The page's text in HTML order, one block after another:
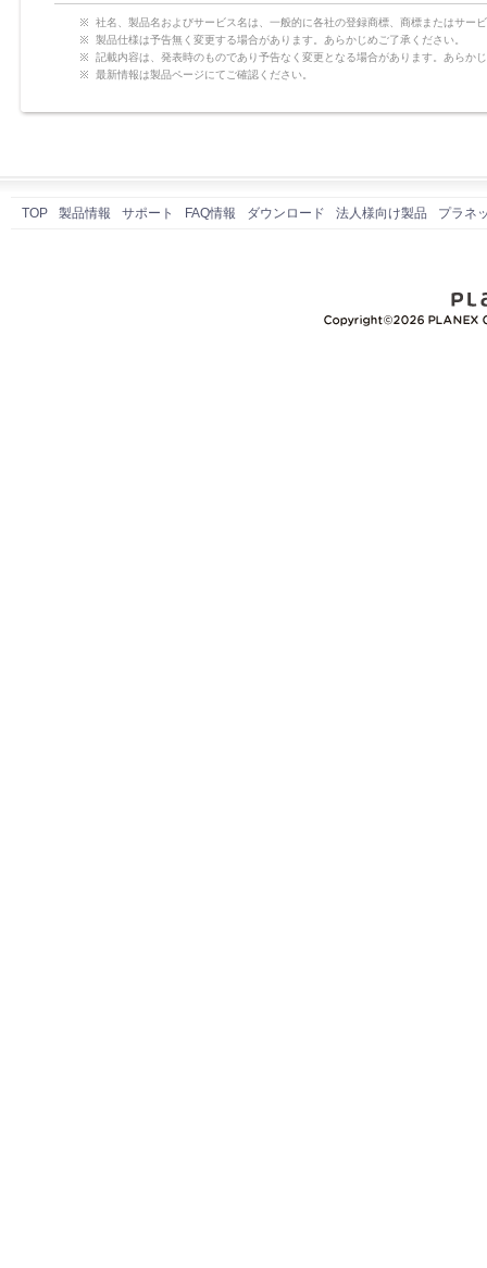
社名、製品名およびサービス名は、一般的に各社の登録商標、商標またはサー
製品仕様は予告無く変更する場合があります。あらかじめご了承ください。
記載内容は、発表時のものであり予告なく変更となる場合があります。あらか
最新情報は製品ページにてご確認ください。
TOP 製品情報 サポート FAQ情報 ダウンロード 法人様向け製品 プラネ